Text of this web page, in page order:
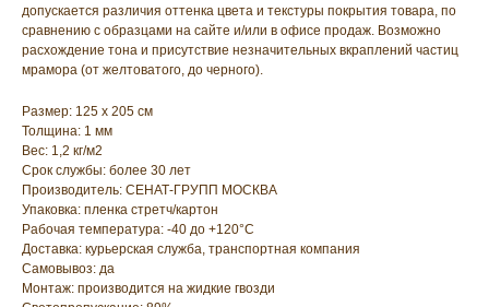
допускается различия оттенка цвета и текстуры покрытия товара, по
сравнению с образцами на сайте и/или в офисе продаж. Возможно
расхождение тона и присутствие незначительных вкраплений частиц
мрамора (от желтоватого, до черного).
Размер: 125 х 205 см
Толщина: 1 мм
Вес: 1,2 кг/м2
Срок службы: более 30 лет
Производитель: СЕНАТ-ГРУПП МОСКВА
Упаковка: пленка стретч/картон
Рабочая температура: -40 до +120°С
Доставка: курьерская служба, транспортная компания
Самовывоз: да
Монтаж: производится на жидкие гвозди